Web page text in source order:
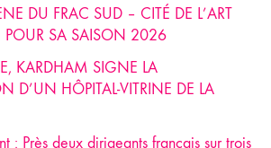
DU FRAC SUD – CITÉ DE L’ART
SA SAISON 2026
KARDHAM SIGNE LA
D’UN HÔPITAL-VITRINE DE LA
: Près deux dirigeants français sur trois